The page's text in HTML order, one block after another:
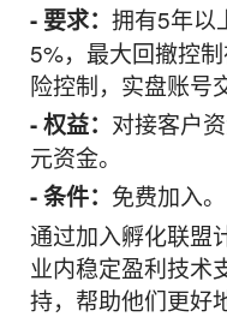
- 要求： 拥有5年以
5%，最大回撤控
险控制，实盘账号
- 权益： 对接客户
元资金。
- 条件： 免费加入。
通过加入孵化联盟
业内稳定盈利技术
持，帮助他们更好